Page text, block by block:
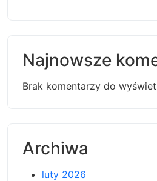
Najnowsze
Brak komentarzy do
Archiwa
luty 2026